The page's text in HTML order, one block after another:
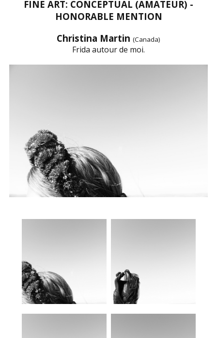
FINE ART: CONCEPTUAL (AMATEUR) -
HONORABLE MENTION
Christina Martin (Canada)
Frida autour de moi.